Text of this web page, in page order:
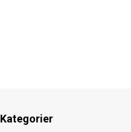
Kategorier